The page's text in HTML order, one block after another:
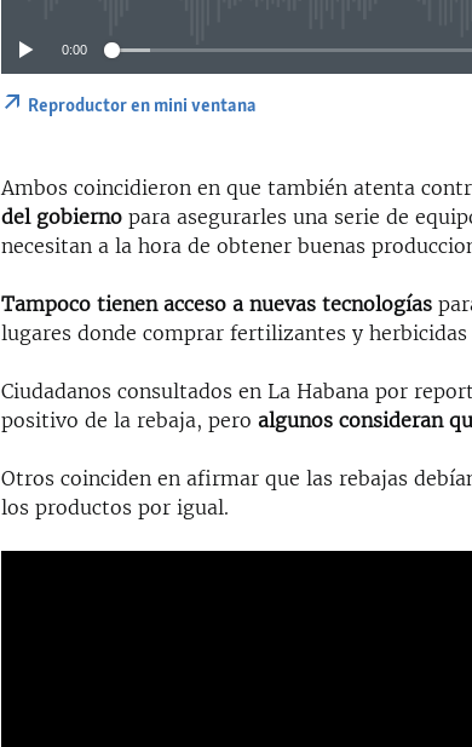
0:00
Reproductor en mini ventana
Ambos coincidieron en que también atenta
del gobiernopara asegurarles una serie de
necesitan a la hora de obtener buenas
Tampoco tienen acceso a nuevas tecnologías
lugares donde comprar fertilizantes y
Ciudadanos consultados en La Habana por
positivo de la rebaja, peroalgunos consideran
Otros coinciden en afirmar que las rebajas
los productos por igual.